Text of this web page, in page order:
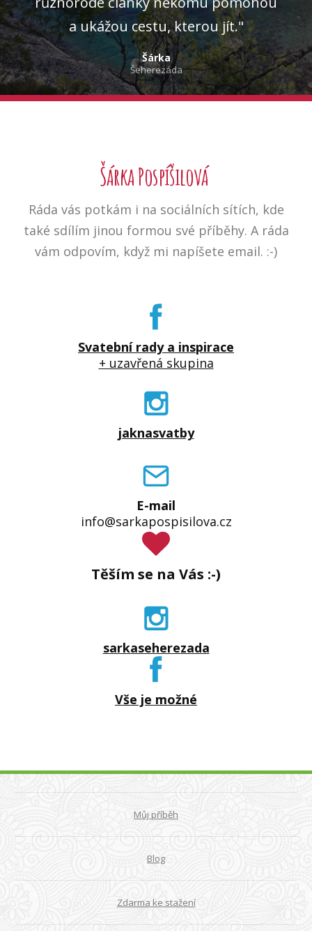
a ukážou cestu, kterou jít."
Šárka
Šeherezáda
Šárka Pospíšilová
Ráda vás potkám i na sociálních sítích, kde
také sdílím jinou formou své příběhy. A ráda
vám odpovím, když mi napíšete email. :-)
Svatební rady a inspirace
+ uzavřená skupina
jaknasvatby
E-mail
info@sarkapospisilova.cz
Těším se na Vás :-)
sarkaseherezada
Vše je možné
Můj příběh
Blog
Zdarma ke stažení